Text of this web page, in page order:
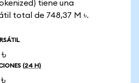
tiene una
total de 748,37 M ৳.
(24 H)